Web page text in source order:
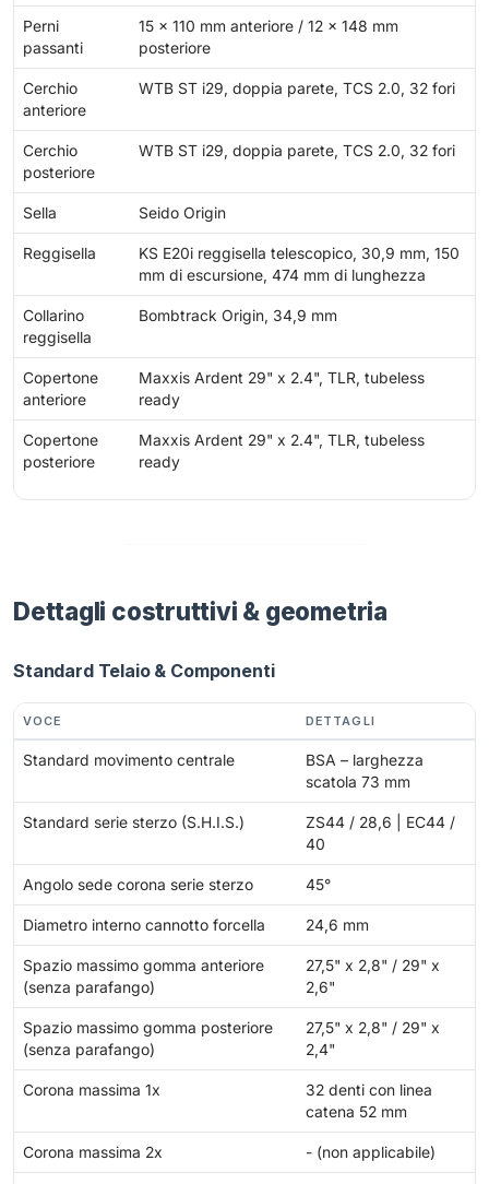
Perni
passanti
15 x 110 mm anteriore / 12 x 148 mm
posteriore
Cerchio
anteriore
WTB ST i29, doppia parete, TCS 2.0, 32 fori
Cerchio
posteriore
WTB ST i29, doppia parete, TCS 2.0, 32 fori
Sella Seido Origin
Reggisella
KS E20i reggisella telescopico, 30,9 mm, 150
mm di escursione, 474 mm di lunghezza
Collarino
reggisella
Bombtrack Origin, 34,9 mm
Copertone
anteriore
Maxxis Ardent 29" x 2.4", TLR, tubeless
ready
Copertone
posteriore
Maxxis Ardent 29" x 2.4", TLR, tubeless
ready
Dettagli costruttivi & geometria
Standard Telaio & Componenti
VOCE DETTAGLI
Standard movimento centrale
BSA – larghezza
scatola 73 mm
Standard serie sterzo (S.H.I.S.)
ZS44 / 28,6 | EC44 /
40
Angolo sede corona serie sterzo 45°
Diametro interno cannotto forcella 24,6 mm
Spazio massimo gomma anteriore
(senza parafango)
27,5" x 2,8" / 29" x
2,6"
Spazio massimo gomma posteriore
(senza parafango)
27,5" x 2,8" / 29" x
2,4"
Corona massima 1x
32 denti con linea
catena 52 mm
Corona massima 2x - (non applicabile)